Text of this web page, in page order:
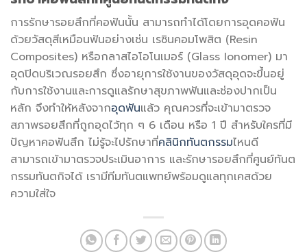
การรักษารอยสึกที่คอฟันนั้น สามารถทำได้โดยการอุดคอฟัน
ด้วยวัสดุสีเหมือนฟันอย่างเช่น เรซินคอมโพสิต (Resin
Composites) หรือกลาสไอโอโนเมอร์ (Glass Ionomer) มา
อุดปิดบริเวณรอยสึก ซึ่งอายุการใช้งานของวัสดุอุดจะขึ้นอยู่
กับการใช้งานและการดูแลรักษาสุขภาพฟันและช่องปากเป็น
หลัก จึงทำให้หลังจากอุดฟันแล้ว คุณควรที่จะเข้ามาตรวจ
สภาพรอยสึกที่ถูกอุดไว้ทุก ๆ 6 เดือน หรือ 1 ปี สำหรับใครที่มี
ปัญหาคอฟันสึก ไม่รู้จะไปรักษาที่คลินิกทันตกรรมไหนดี
สามารถเข้ามาตรวจประเมินอาการ และรักษารอยสึกที่ศูนย์ทันต
กรรมทันตกิจได้ เรามีทีมทันตแพทย์พร้อมดูแลทุกเคสด้วย
ความใส่ใจ